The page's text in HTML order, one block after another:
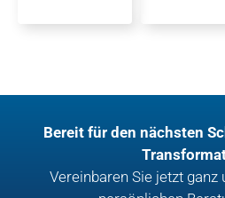
Bereit für den nächsten
Vereinbaren Sie jetzt